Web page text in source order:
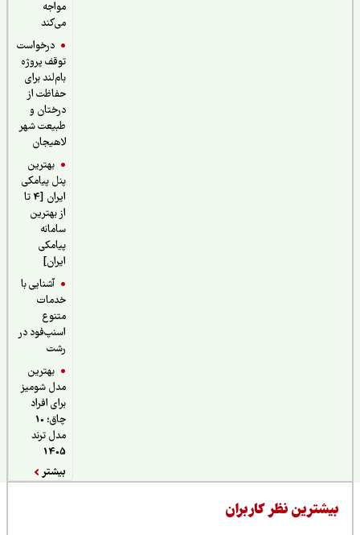
درخواست
توقف پروژه
بام‌لند برای
حفاظت از
درختان و
طبیعت شهر
لاهیجان
بهترین
پنل پیامکی
ایران [4 تا
از بهترین
سامانه
پیامکی
آشنایی با
خدمات
اسنپ‌فود در
بهترین
مدل شومیز
برای افراد
چاق؛ 10
مدل ترند
نظر کاربران